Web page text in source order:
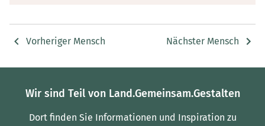
Vorheriger Mensch Nächster Mensch
Wir sind Teil von Land.Gemeinsam.Gestalten
Dort finden Sie Informationen und Inspiration zu